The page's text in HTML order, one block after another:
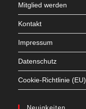
Mitglied werden
Kontakt
Impressum
Datenschutz
Cookie-Richtlinie (EU)